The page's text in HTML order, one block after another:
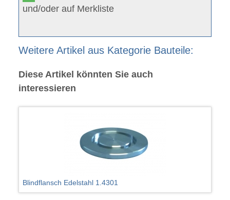
und/oder auf Merkliste
Weitere Artikel aus Kategorie Bauteile:
Diese Artikel könnten Sie auch
interessieren
Blindflansch Edelstahl 1.4301